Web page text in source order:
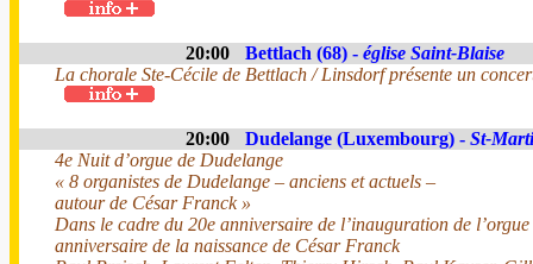
20:00 Bettlach (68) - église Saint-Blaise
La chorale Ste-Cécile de Bettlach / Linsdorf présente un
20:00 Dudelange (Luxembourg) - St-
4e Nuit d’orgue de Dudelange
« 8 organistes de Dudelange – anciens et actuels –
autour de César Franck »
Dans le cadre du 20e anniversaire de l’inauguration de
anniversaire de la naissance de César Franck